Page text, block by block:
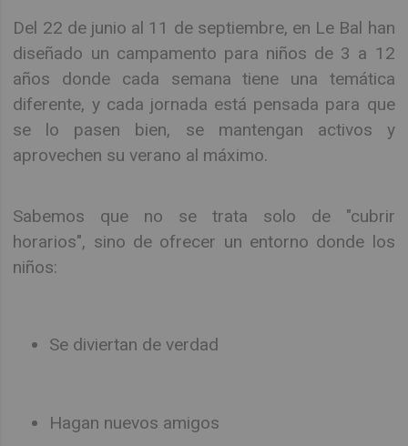
Del 22 de junio al 11 de septiembre, en Le Bal han
diseñado un campamento para niños de 3 a 12
años donde cada semana tiene una temática
diferente, y cada jornada está pensada para que
se lo pasen bien, se mantengan activos y
aprovechen su verano al máximo.
Sabemos que no se trata solo de "cubrir
horarios", sino de ofrecer un entorno donde los
niños:
Se diviertan de verdad
Hagan nuevos amigos